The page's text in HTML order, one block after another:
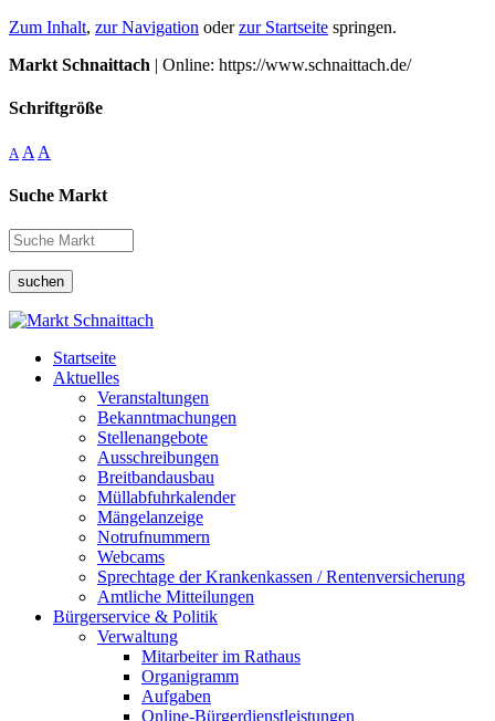
Zum Inhalt, zur Navigation oderzur Startseite springen.
Markt Schnaittach | Online: https://www.schnaittach.de/
Schriftgröße
A A A
Suche Markt
suchen
Startseite
Aktuelles
Veranstaltungen
Bekanntmachungen
Stellenangebote
Ausschreibungen
Breitbandausbau
Müllabfuhrkalender
Mängelanzeige
Notrufnummern
Webcams
Sprechtage der Krankenkassen / Rentenversicherung
Amtliche Mitteilungen
Bürgerservice & Politik
Verwaltung
Mitarbeiter im Rathaus
Organigramm
Aufgaben
Online-Bürgerdienstleistungen